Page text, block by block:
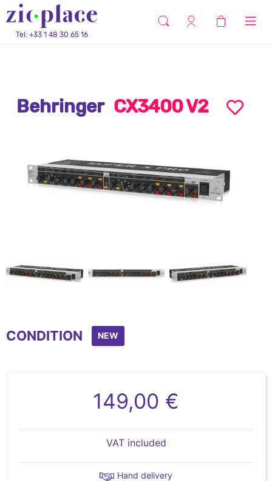
Tel: +33 1 48 30 65 16
Behringer CX3400 V2
of
CONDITION NEW
149,00 €
VAT included
Hand delivery